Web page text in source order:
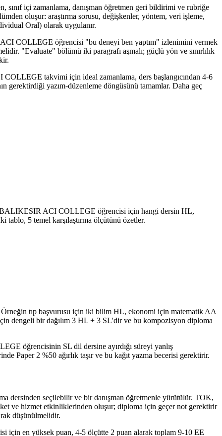
içi zamanlama, danışman öğretmen geri bildirimi ve rubriğe
oluşur: araştırma sorusu, değişkenler, yöntem, veri işleme,
Oral) olarak uygulanır.
COLLEGE öğrencisi "bu deneyi ben yaptım" izlenimini vermek
"Evaluate" bölümü iki paragrafı aşmalı; güçlü yön ve sınırlılık
COLLEGE takvimi için ideal zamanlama, ders başlangıcından 4-6
gerektirdiği yazım-düzenleme döngüsünü tamamlar. Daha geç
BALIKESIR ACI COLLEGE öğrencisi için hangi dersin HL,
tablo, 5 temel karşılaştırma ölçütünü özetler.
tıp başvurusu için iki bilim HL, ekonomi için matematik AA
dengeli bir dağılım 3 HL + 3 SL'dir ve bu kompozisyon diploma
öğrencisinin SL dil dersine ayırdığı süreyi yanlış
Paper 2 %50 ağırlık taşır ve bu kağıt yazma becerisi gerektirir.
dersinden seçilebilir ve bir danışman öğretmenle yürütülür. TOK,
ve hizmet etkinliklerinden oluşur; diploma için geçer not gerektirir
düşünülmelidir.
için en yüksek puan, 4-5 ölçütte 2 puan alarak toplam 9-10 EE